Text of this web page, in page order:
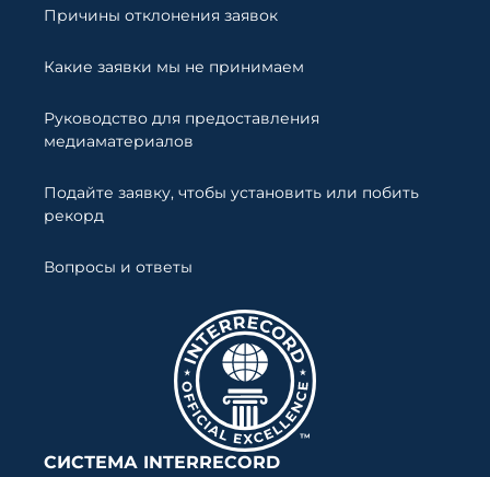
Причины отклонения заявок
Какие заявки мы не принимаем
Руководство для предоставления
медиаматериалов
Подайте заявку, чтобы установить или побить
рекорд
Вопросы и ответы
СИСТЕМА INTERRECORD